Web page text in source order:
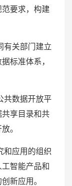
要求，构建
关部门建立
标准体系，
数据开放平
享目录和共
。
应用的组织
智能产品和
新应用。